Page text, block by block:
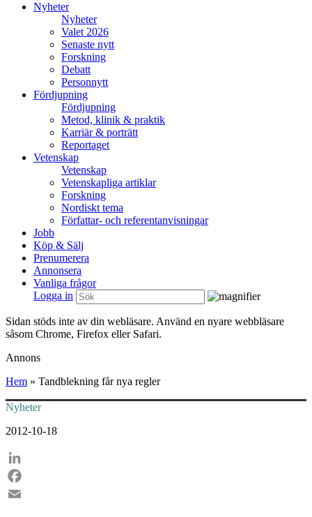
Nyheter
Nyheter
Valet 2026
Senaste nytt
Forskning
Debatt
Personnytt
Fördjupning
Fördjupning
Metod, klinik & praktik
Karriär & porträtt
Reportaget
Vetenskap
Vetenskap
Vetenskapliga artiklar
Forskning
Nordiskt tema
Författar- och referentanvisningar
Jobb
Köp & Sälj
Prenumerera
Annonsera
Vanliga frågor
Logga in
Sidan stöds inte av din webläsare. Använd en nyare webbläsare
såsom Chrome, Firefox eller Safari.
Annons
Hem » Tandblekning får nya regler
Nyheter
2012-10-18
LinkedIn
Facebook